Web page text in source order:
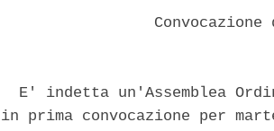
E' indetta un'Assemblea
in prima convocazione per